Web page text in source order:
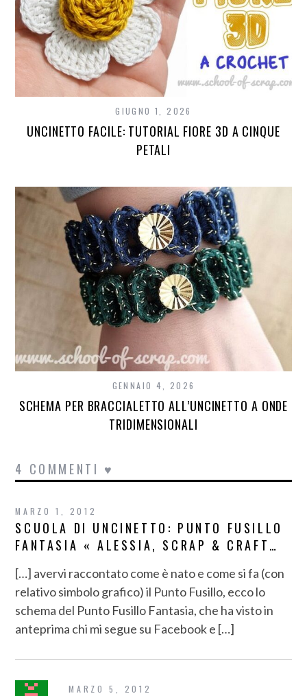
GIUGNO 1, 2026
UNCINETTO FACILE: TUTORIAL FIORE 3D A CINQUE
PETALI
GENNAIO 4, 2026
SCHEMA PER BRACCIALETTO ALL’UNCINETTO A ONDE
TRIDIMENSIONALI
4 COMMENTI ♥
MARZO 1, 2012
SCUOLA DI UNCINETTO: PUNTO FUSILLO
FANTASIA « ALESSIA, SCRAP & CRAFT…
[…] avervi raccontato come è nato e come si fa (con
relativo simbolo grafico) il Punto Fusillo, ecco lo
schema del Punto Fusillo Fantasia, che ha visto in
anteprima chi mi segue su Facebook e […]
MARZO 5, 2012